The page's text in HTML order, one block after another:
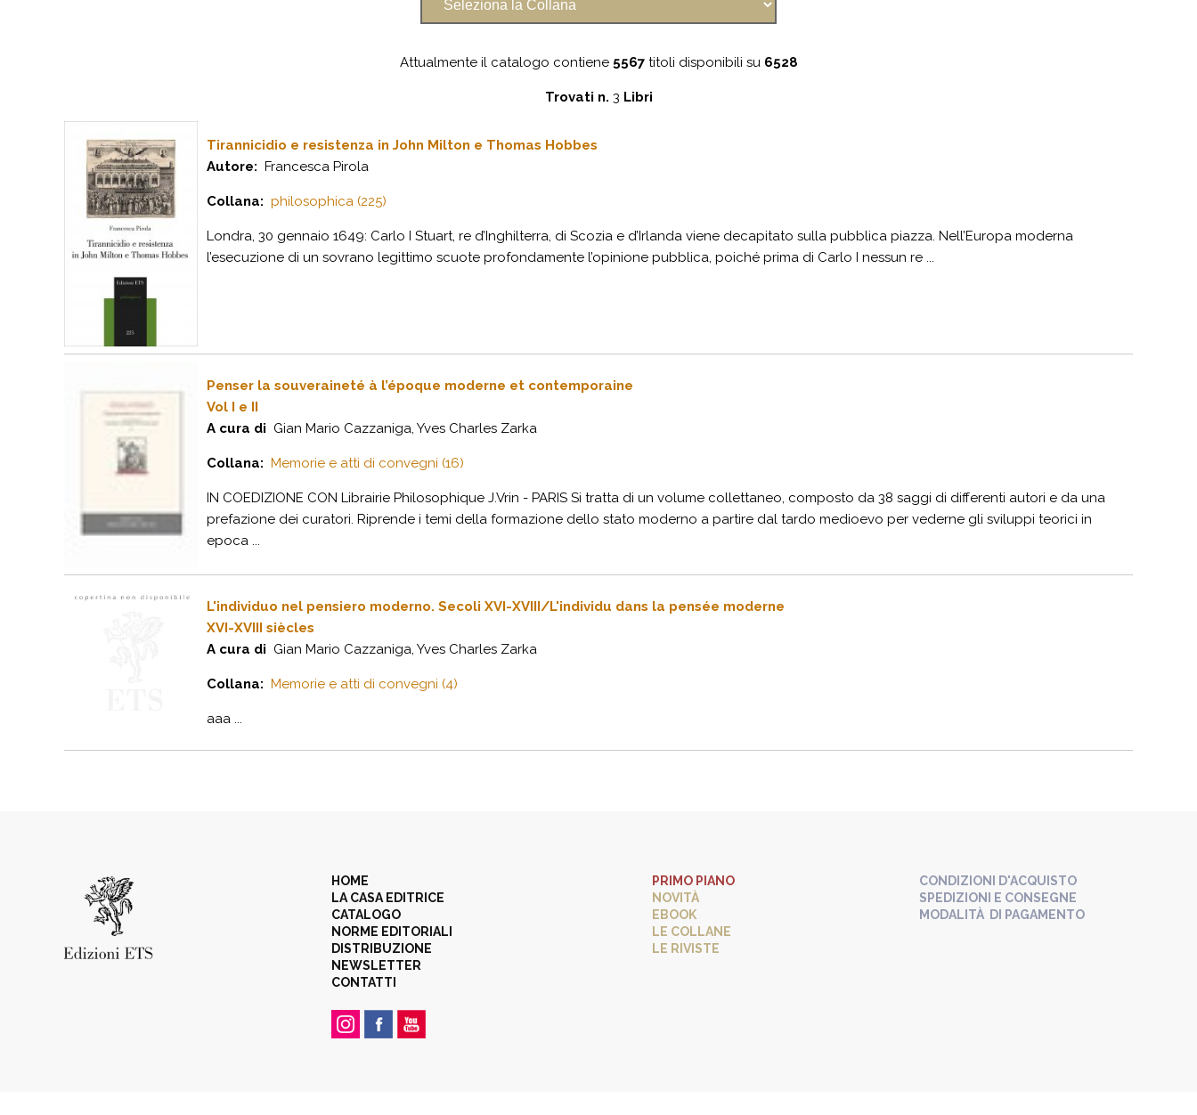
Attualmente il catalogo contiene 5567titoli disponibili su 6528
Trovati n. 3 Libri
Tirannicidio e resistenza in John Milton e Thomas Hobbes
Autore: Francesca Pirola
Collana: philosophica (225)
Londra, 30 gennaio 1649: Carlo I Stuart, re d’Inghilterra, di Scozia e d’Irlanda viene decapitato sulla pubblica piazza. Nell’Europa moderna
l’esecuzione di un sovrano legittimo scuote profondamente l’opinione pubblica, poiché prima di Carlo I nessun re ...
Penser la souveraineté à l’époque moderne et contemporaine
Vol I e II
A cura di Gian Mario Cazzaniga, Yves Charles Zarka
Collana: Memorie e atti di convegni (16)
IN COEDIZIONE CON Librairie Philosophique J.Vrin - PARIS Si tratta di un volume collettaneo, composto da 38 saggi di differenti autori e da una
prefazione dei curatori. Riprende i temi della formazione dello stato moderno a partire dal tardo medioevo per vederne gli sviluppi teorici in
epoca ...
L'individuo nel pensiero moderno. Secoli XVI-XVIII/L'individu dans la pensée moderne
XVI-XVIII siècles
A cura di Gian Mario Cazzaniga, Yves Charles Zarka
Collana: Memorie e atti di convegni (4)
aaa ...
HOME
LA CASA EDITRICE
CATALOGO
NORME EDITORIALI
DISTRIBUZIONE
NEWSLETTER
CONTATTI
PRIMO PIANO
NOVITÀ
EBOOK
LE COLLANE
LE RIVISTE
CONDIZIONI D'ACQUISTO
SPEDIZIONI E CONSEGNE
MODALITÀ DI PAGAMENTO